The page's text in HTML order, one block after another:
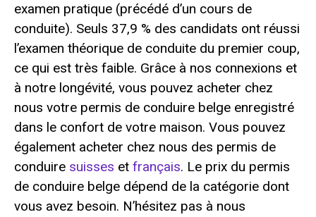
examen pratique (précédé d’un cours de
conduite). Seuls 37,9 % des candidats ont réussi
l’examen théorique de conduite du premier coup,
ce qui est très faible. Grâce à nos connexions et
à notre longévité, vous pouvez acheter chez
nous votre permis de conduire belge enregistré
dans le confort de votre maison. Vous pouvez
également acheter chez nous des permis de
conduire suisses et français. Le prix du permis
de conduire belge dépend de la catégorie dont
vous avez besoin. N’hésitez pas à nous